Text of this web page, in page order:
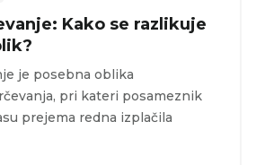
Kako se razlikuje
je posebna oblika
pri kateri posameznik
prejema redna izplačila